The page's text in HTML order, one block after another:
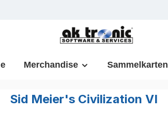
Merchandise Sammelkarten
Sid Meier's Civilization VI